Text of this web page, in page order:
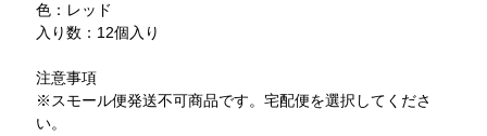
色：レッド
入り数：12個入り
注意事項
※スモール便発送不可商品です。宅配便を選択してくださ
い。